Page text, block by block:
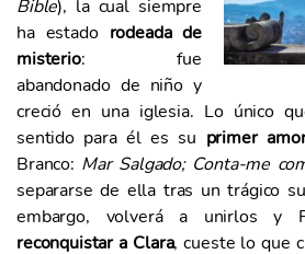
Bible), la cual siempre
ha estado rodeada de
misterio: fue
abandonado de niño y
creció en una iglesia. Lo único
sentido para él es su primer
Branco: Mar Salgado; Conta-me
separarse de ella tras un trágico
embargo, volverá a unirlos y
reconquistar a Clara, cueste lo que